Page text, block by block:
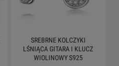
SREBRNE KOLCZYKI
LŚNIĄCA GITARA I KLUCZ
WIOLINOWY S925